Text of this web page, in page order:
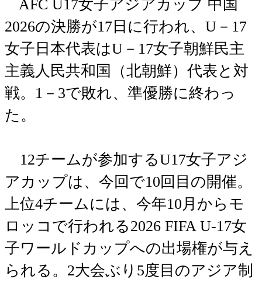
AFC U17女子アジアカップ 中国
2026の決勝が17日に行われ、U－17
女子日本代表はU－17女子朝鮮民主
主義人民共和国（北朝鮮）代表と対
戦。1－3で敗れ、準優勝に終わっ
た。
12チームが参加するU17女子アジ
アカップは、今回で10回目の開催。
上位4チームには、今年10月からモ
ロッコで行われる2026 FIFA U-17女
子ワールドカップへの出場権が与え
られる。2大会ぶり5度目のアジア制